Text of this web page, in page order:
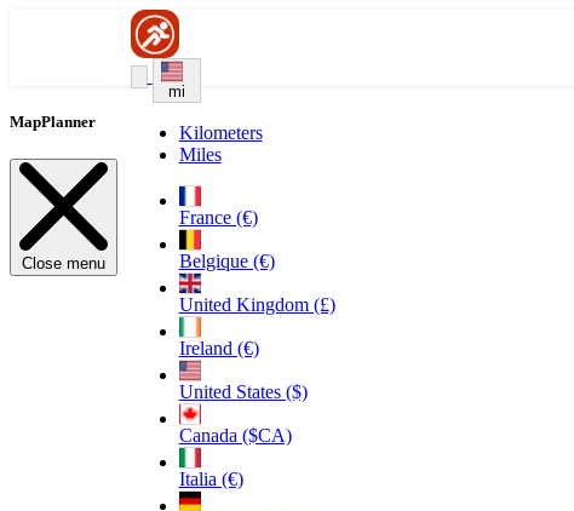
mi
Kilometers
Miles
France (€)
Belgique (€)
United Kingdom (£)
Ireland (€)
United States ($)
Canada ($CA)
Italia (€)
MapPlanner
Close menu